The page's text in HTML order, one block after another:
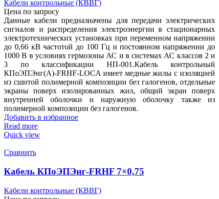
Кабели контрольные (КВВГ)
Цена по запросу
Данные кабели предназначены для передачи электрических
сигналов и распределения электроэнергии в стационарных
электротехнических установках при переменном напряжении
до 0,66 кВ частотой до 100 Гц и постоянном напряжении до
1000 В в условиях гермозоны АС и в системах АС классов 2 и
3 по классификации НП-001.Кабель контрольный
КПоЭПЭнг(А)-FRHF-LOCA имеет медные жилы с изоляцией
из сшитой полимерной композиции без галогенов, отдельные
экраны поверх изолированных жил, общий экран поверх
внутренней оболочки и наружную оболочку также из
полимерной композиции без галогенов.
Добавить в избранное
Read more
Quick view
Сравнить
Кабель КПоЭПЭнг-FRHF 7×0,75
Кабели контрольные (КВВГ)